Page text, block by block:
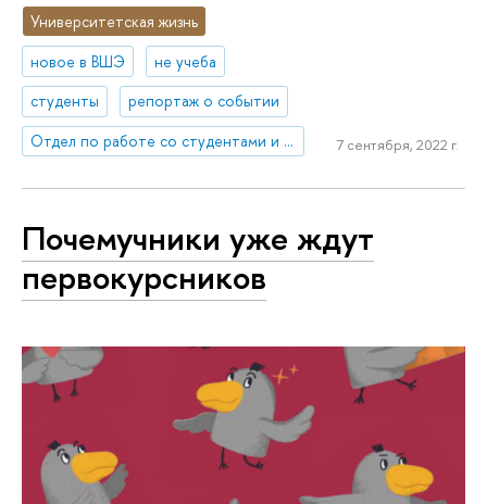
Университетская жизнь
новое в ВШЭ
не учеба
студенты
репортаж о событии
Отдел по работе со студентами и выпускниками
7 сентября, 2022 г.
Почемучники уже ждут
первокурсников